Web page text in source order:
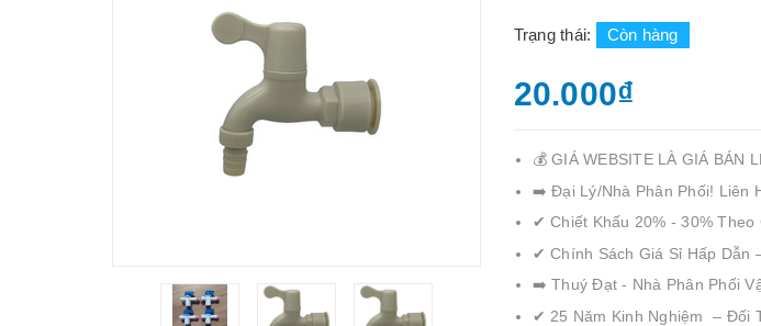
Trạng thái: Còn hàng
20.000₫
💰 GIÁ WEBSITE LÀ GIÁ BÁN
➡️ Đại Lý/Nhà Phân Phối! Liên
✔ Chiết Khấu 20% - 30% Theo
✔ Chính Sách Giá Sỉ Hấp Dẫn
➡️ Thuý Đạt - Nhà Phân Phối
✔ 25 Năm Kinh Nghiệm – Đối